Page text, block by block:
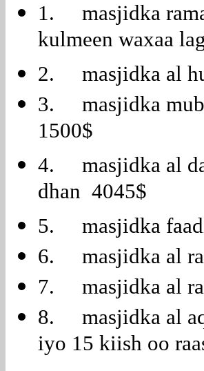
1. masjidka
kulmeen waxaa
2. masjidka al
3. masjidka
1500$
4. masjidka al
dhan 4045$
5. masjidka
6. masjidka al
7. masjidka al
8. masjidka al
iyo 15 kiish oo